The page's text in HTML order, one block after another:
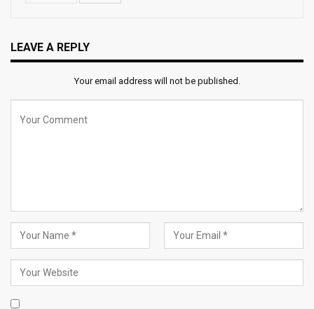
LEAVE A REPLY
Your email address will not be published.